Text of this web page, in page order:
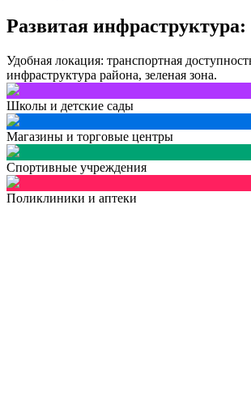
Развитая инфраструктура:
Удобная локация: транспортная
инфраструктура района, зеленая зона.
Школы и детские сады
Магазины и торговые центры
Спортивные учреждения
Поликлиники и аптеки